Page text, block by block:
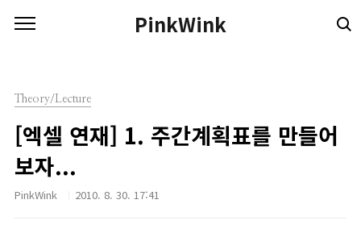
PinkWink
Theory/Lecture
[엑셀 연재] 1. 주간계획표를 만들어
보자...
PinkWink 2010. 8. 30. 17:41